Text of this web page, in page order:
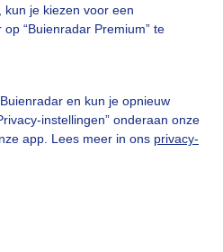
je kiezen voor een
“Buienradar Premium” te
en kun je opnieuw
instellingen” onderaan onze
app. Lees meer in ons privacy-